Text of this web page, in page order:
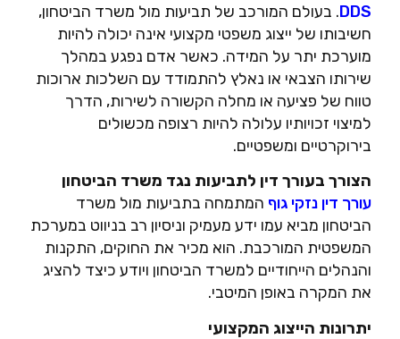
DDS. בעולם המורכב של תביעות מול משרד הביטחון,
חשיבותו של ייצוג משפטי מקצועי אינה יכולה להיות
מוערכת יתר על המידה. כאשר אדם נפגע במהלך
שירותו הצבאי או נאלץ להתמודד עם השלכות ארוכות
טווח של פציעה או מחלה הקשורה לשירות, הדרך
למיצוי זכויותיו עלולה להיות רצופה מכשולים
בירוקרטיים ומשפטיים.
הצורך בעורך דין לתביעות נגד משרד הביטחון
עורך דין נזקי גוף המתמחה בתביעות מול משרד
הביטחון מביא עמו ידע מעמיק וניסיון רב בניווט במערכת
המשפטית המורכבת. הוא מכיר את החוקים, התקנות
והנהלים הייחודיים למשרד הביטחון ויודע כיצד להציג
את המקרה באופן המיטבי.
יתרונות הייצוג המקצועי